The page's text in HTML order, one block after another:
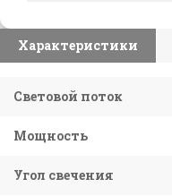
Характеристики
Световой поток
Мощность
Угол свечения